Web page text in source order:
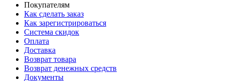
Покупателям
Как сделать заказ
Как зарегистрироваться
Система скидок
Оплата
Доставка
Возврат товара
Возврат денежных средств
Документы